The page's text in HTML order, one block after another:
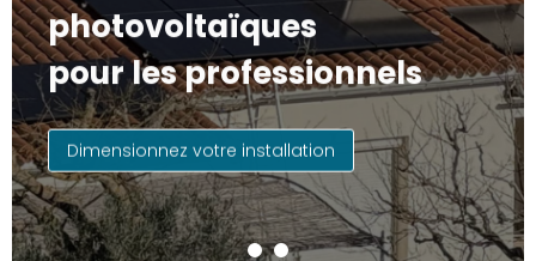
photovoltaïques
pour les professionnels
Dimensionnez votre installation